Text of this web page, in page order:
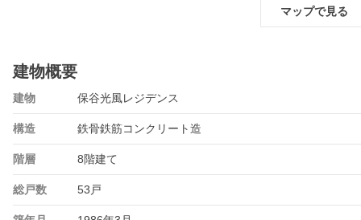
マップで見る
建物概要
建物 保谷光風レジデンス
構造 鉄骨鉄筋コンクリート造
階層 8階建て
総戸数 53戸